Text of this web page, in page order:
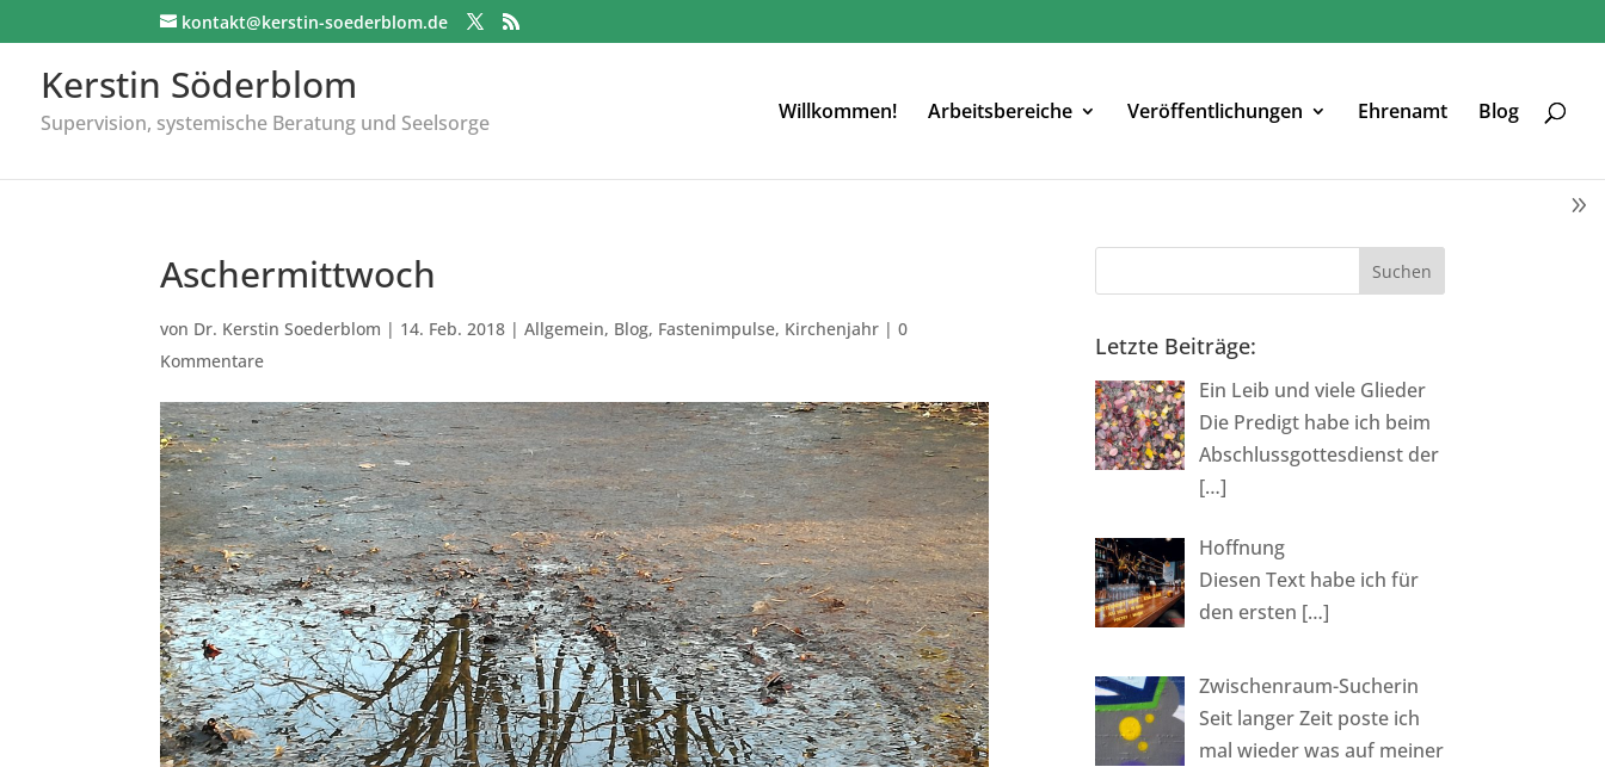
kontakt@kerstin-soederblom.de
Kerstin Söderblom
Supervision, systemische Beratung und Seelsorge Willkommen! Arbeitsbereiche Veröffentlichungen Ehrenamt Blog
Aschermittwoch
von Dr. Kerstin Soederblom | 14. Feb. 2018 |Allgemein, Blog, Fastenimpulse, Kirchenjahr |0
Kommentare
Letzte Beiträge:
Ein Leib und viele Glieder
Die Predigt habe ich beim
Abschlussgottesdienst der
[…]
Hoffnung
Diesen Text habe ich für
den ersten […]
Zwischenraum-Sucherin
Seit langer Zeit poste ich
mal wieder was auf meiner